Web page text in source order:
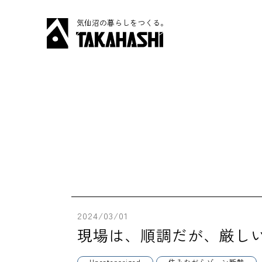
気仙沼の暮らしをつくる。
2024/03/01
現場は、順調だが、厳し